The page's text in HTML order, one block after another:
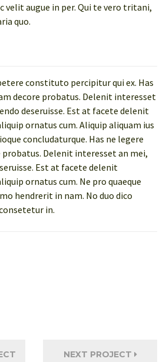
velit augue in per. Qui te vero tritani,
quo.
constituto percipitur qui ex. Has
decore probatus. Delenit interesset
deseruisse. Est at facete delenit
ornatus cum. Aliquip aliquam ius
concludaturque. Has ne legere
probatus. Delenit interesset an mei,
Est at facete delenit
ornatus cum. Ne pro quaeque
hendrerit in nam. No duo dico
in.
NEXT PROJECT